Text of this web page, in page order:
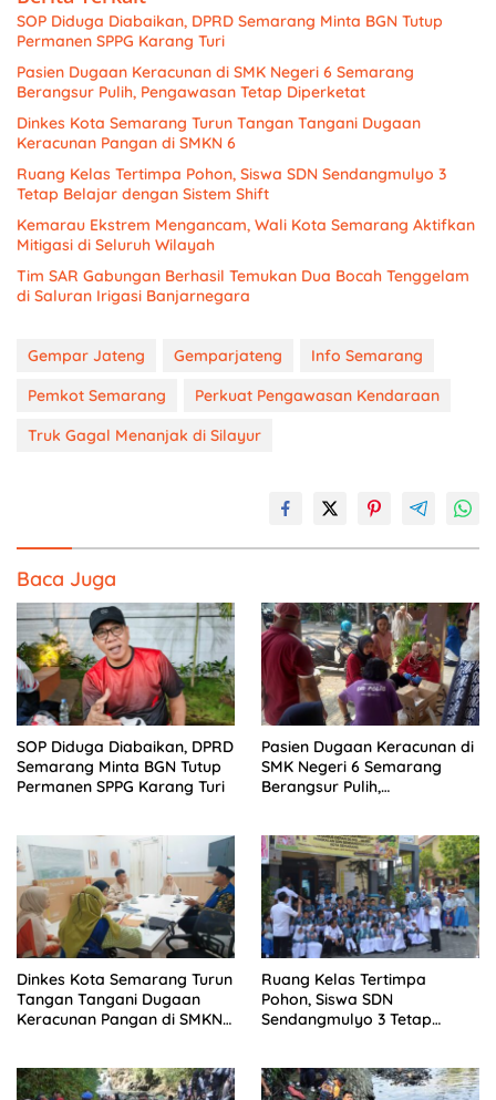
SOP Diduga Diabaikan, DPRD Semarang Minta BGN Tutup
Permanen SPPG Karang Turi
Pasien Dugaan Keracunan di SMK Negeri 6 Semarang
Berangsur Pulih, Pengawasan Tetap Diperketat
Dinkes Kota Semarang Turun Tangan Tangani Dugaan
Keracunan Pangan di SMKN 6
Ruang Kelas Tertimpa Pohon, Siswa SDN Sendangmulyo 3
Tetap Belajar dengan Sistem Shift
Kemarau Ekstrem Mengancam, Wali Kota Semarang Aktifkan
Mitigasi di Seluruh Wilayah
Tim SAR Gabungan Berhasil Temukan Dua Bocah Tenggelam
di Saluran Irigasi Banjarnegara
Gempar Jateng Gemparjateng
Info Semarang
Pemkot Semarang
Perkuat Pengawasan Kendaraan
Truk Gagal Menanjak di Silayur
Baca Juga
SOP Diduga Diabaikan, DPRD
Semarang Minta BGN Tutup
Permanen SPPG Karang Turi
Pasien Dugaan Keracunan di
SMK Negeri 6 Semarang
Berangsur Pulih,
Dinkes Kota Semarang Turun
Tangan Tangani Dugaan
Keracunan Pangan di SMKN
Ruang Kelas Tertimpa
Pohon, Siswa SDN
Sendangmulyo 3 Tetap